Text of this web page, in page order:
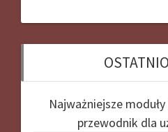
Najważniejsze
przewodnik dla